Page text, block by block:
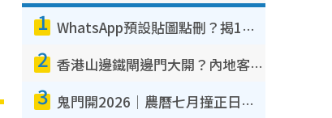
1 WhatsApp預設貼圖點刪？揭1招「反向操作」還原簡潔介面 附3步實測教學
2 香港山邊鐵閘邊門大開？內地客困惑意義何在！網民神回覆：呢種叫法理性防禦
3 鬼門開2026｜農曆七月撞正日全食特別邪？專家警告切忌做一事！揭4大禁忌+2招保平安